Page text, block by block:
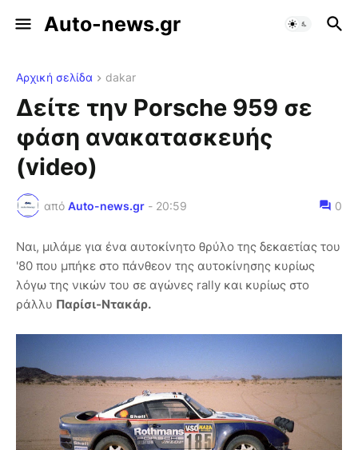
Auto-news.gr
Αρχική σελίδα dakar
Δείτε την Porsche 959 σε
φάση ανακατασκευής
(video)
από Auto-news.gr - 20:59 0
Ναι, μιλάμε για ένα αυτοκίνητο θρύλο της δεκαετίας του
'80 που μπήκε στο πάνθεον της αυτοκίνησης κυρίως
λόγω της νικών του σε αγώνες rally και κυρίως στο
ράλλυ Παρίσι-Ντακάρ.